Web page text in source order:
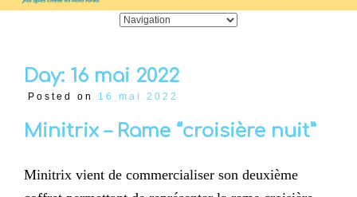
Day: 16 mai 2022
Posted on 16 mai 2022
Minitrix – Rame “croisière nuit”
Minitrix vient de commercialiser son deuxième